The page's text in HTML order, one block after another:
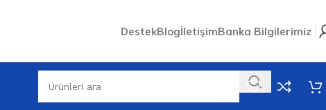
DestekBlogİletişimBanka Bilgilerimiz